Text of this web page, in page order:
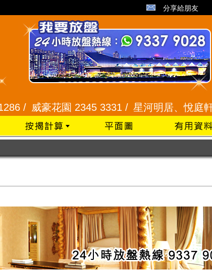
分享給朋友
威豪花園 2345 3331 /星河明居、悅庭軒